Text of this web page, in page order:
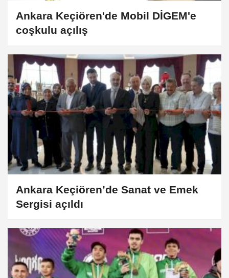
Ankara Keçiören'de Mobil DİGEM'e
coşkulu açılış
Ankara Keçiören’de Sanat ve Emek
Sergisi açıldı